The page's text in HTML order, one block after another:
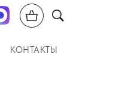
КОНТАКТЫ